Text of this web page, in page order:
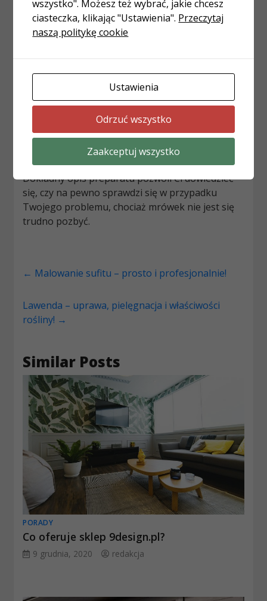
cierpliwości, której zwykle nie mamy. Chemiczne
środki wyróżnia szybkie działanie i większa moc.
Możesz kupić środki w sprayu, które działają
mieszkańców w dzień oraz w nocy. To świetny
środek odstraszający owady, dlatego warto go
instalować, zwłaszcza gdy lubisz spędzać
wieczory przy otwartych oknach. Możesz mieć
pewność, że nowe owady nie wlecą do Twojego
domu! Chemiczne preparaty są skuteczne i
możesz wybierać spośród wielu propozycji.
Dokładny opis preparatu pozwoli Ci dowiedzieć
się, czy na pewno sprawdzi się w przypadku
Twojego problemu, chociaż mrówek nie jest się
trudno pozbyć.
← Malowanie sufitu – prosto i profesjonalnie!
Lawenda – uprawa, pielęgnacja i właściwości
rośliny! →
Similar Posts
PORADY
Co oferuje sklep 9design.pl?
9 grudnia, 2020 redakcja
wszystko". Możesz też wybrać, jakie chcesz
ciasteczka, klikając "Ustawienia". Przeczytaj
naszą politykę cookie
Ustawienia
Odrzuć wszystko
Zaakceptuj wszystko